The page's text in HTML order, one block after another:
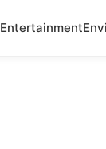
Entertainment